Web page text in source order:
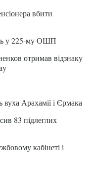
вбити
у 225-му ОШП
отримав відзнаку
Арахамії і Єрмака
83 підлеглих
кабінеті і